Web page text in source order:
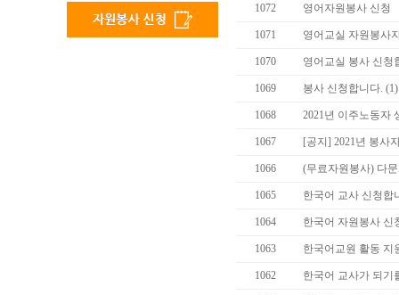
1072 영어자원봉사 신청
1071 영어교실 자원봉사
1070 영어교실 봉사 신청
1069 봉사 신청합니다. (1)
1068 2021년 이주노동자
1067 [공지] 2021년 봉사
1066 (무료자원봉사) 다
1065 한국어 교사 신청합
1064 한국어 자원봉사 신
1063 한국어교원 활동 지
1062 한국어 교사가 되기